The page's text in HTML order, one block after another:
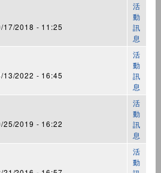
17/2018 - 11:25
活
動
訊
息
13/2022 - 16:45
活
動
訊
息
25/2019 - 16:22
活
動
訊
息
活
動